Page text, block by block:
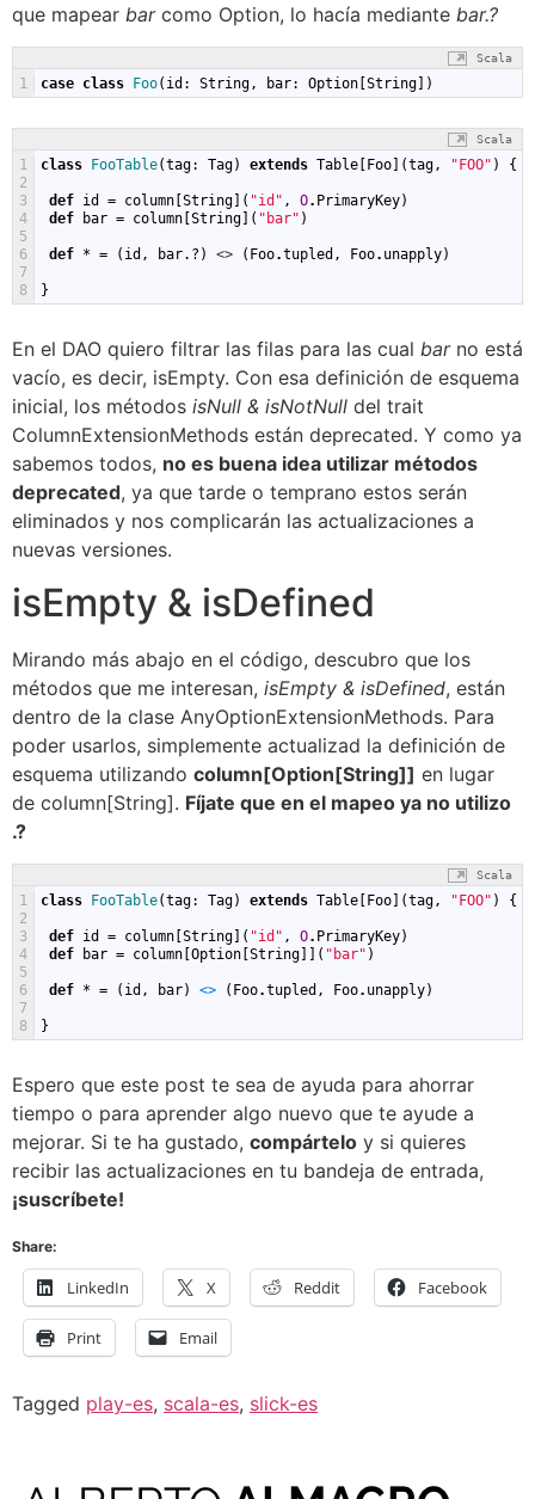
que mapear barcomo Option, lo hacía mediante bar.?
Scala
1 case class Foo( id : String , bar: Option [String])
Scala
1
2
3
4
5
6
7
8
class FooTable(tag: Tag) extends Table [Foo](tag , "FOO" ) {
def id = column [String]( "id" , O. PrimaryKey)
def
bar = column [String]( "bar" )
def * = ( id , bar.?) <> ( Foo.tupled , Foo. unapply)
}
En el DAO quiero filtrar las filas para las cual barno está
vacío, es decir, isEmpty. Con esa definición de esquema
inicial, los métodos isNull & isNotNull del trait
ColumnExtensionMethods están deprecated. Y como ya
sabemos todos, no es buena idea utilizar métodos
deprecated, ya que tarde o temprano estos serán
eliminados y nos complicarán las actualizaciones a
nuevas versiones.
isEmpty & isDefined
Mirando más abajo en el código, descubro que los
métodos que me interesan, isEmpty & isDefined, están
dentro de la clase AnyOptionExtensionMethods. Para
poder usarlos, simplemente actualizad la definición de
esquema utilizando column[Option[String]] en lugar
de column[String]. Fíjate que en el mapeo ya no utilizo
.?
Scala
1
2
3
4
5
6
7
8
class FooTable(tag: Tag) extends Table [Foo](tag , "FOO" ) {
def id = column [String]( "id" , O. PrimaryKey)
def
bar = column [Option [String]]( "bar" )
def * = ( id , bar) <> ( Foo.tupled , Foo. unapply)
}
Espero que este post te sea de ayuda para ahorrar
tiempo o para aprender algo nuevo que te ayude a
mejorar. Si te ha gustado, compártelo y si quieres
recibir las actualizaciones en tu bandeja de entrada,
¡suscríbete!
Share:
LinkedIn X Reddit Facebook
Print Email
Tagged play-es, scala-es, slick-es